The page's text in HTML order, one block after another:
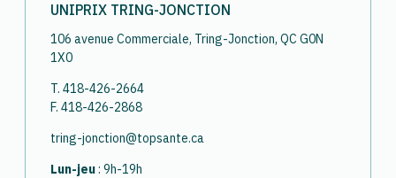
UNIPRIX TRING-JONCTION
106 avenue Commerciale, Tring-Jonction, QC G0N
1X0
T. 418-426-2664
F. 418-426-2868
tring-jonction@topsante.ca
Lun-jeu: 9h-19h